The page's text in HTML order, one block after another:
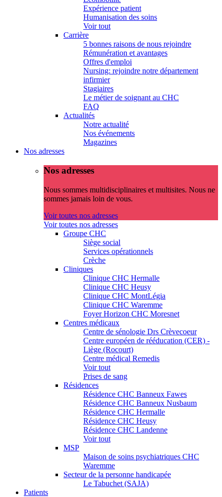
Expérience patient
Humanisation des soins
Voir tout
Carrière
5 bonnes raisons de nous rejoindre
Rémunération et avantages
Offres d'emploi
Nursing: rejoindre notre département
infirmier
Stagiaires
Le métier de soignant au CHC
FAQ
Actualités
Notre actualité
Nos événements
Magazines
Nos adresses
Nos adresses
Nous sommes multidisciplinaires et multisites. Nous ne
sommes jamais loin de vous.
Voir toutes nos adresses
Voir toutes nos adresses
Groupe CHC
Siège social
Services opérationnels
Crèche
Cliniques
Clinique CHC Hermalle
Clinique CHC Heusy
Clinique CHC MontLégia
Clinique CHC Waremme
Foyer Horizon CHC Moresnet
Centres médicaux
Centre de sénologie Drs Crèvecoeur
Centre européen de rééducation (CER) -
Liège (Rocourt)
Centre médical Remedis
Voir tout
Prises de sang
Résidences
Résidence CHC Banneux Fawes
Résidence CHC Banneux Nusbaum
Résidence CHC Hermalle
Résidence CHC Heusy
Résidence CHC Landenne
Voir tout
MSP
Maison de soins psychiatriques CHC
Waremme
Secteur de la personne handicapée
Le Tabuchet (SAJA)
Patients